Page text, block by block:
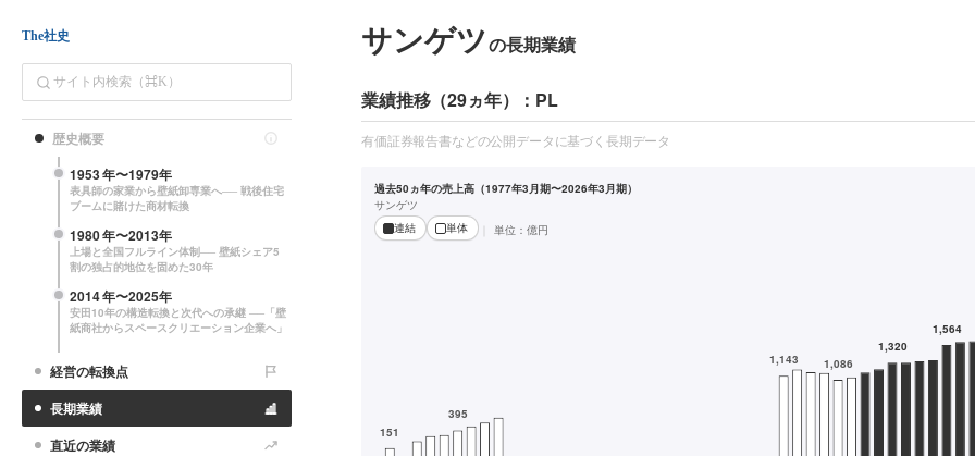
The社史
歴史概要
1953年〜1979年
表具師の家業から壁紙卸専業へ── 戦後住宅
ブームに賭けた商材転換
1980年〜2013年
上場と全国フルライン体制── 壁紙シェア5
割の独占的地位を固めた30年
2014年〜2025年
安田10年の構造転換と次代への承継 ──「壁
紙商社からスペースクリエーション企業へ」
経営の転換点
長期業績
直近の業績
サンゲツの長期業績
業績推移（29ヵ年）：PL
有価証券報告書などの公開データに基づく長期データ
過去50ヵ年の売上高（1977年3月期〜2026年3月期）
サンゲツ
連結
単体 単位： 億円